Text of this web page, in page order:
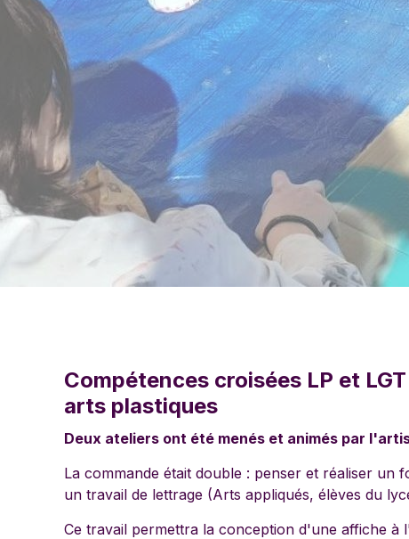
Compétences croisées LP et
arts plastiques
Deux ateliers ont été menés et animés par
La commande était double : penser et réaliser un
un travail de lettrage (Arts appliqués, élèves du
Ce travail permettra la conception d'une affiche